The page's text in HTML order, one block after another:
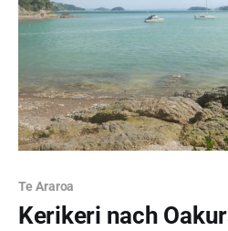
Te Araroa
Kerikeri nach